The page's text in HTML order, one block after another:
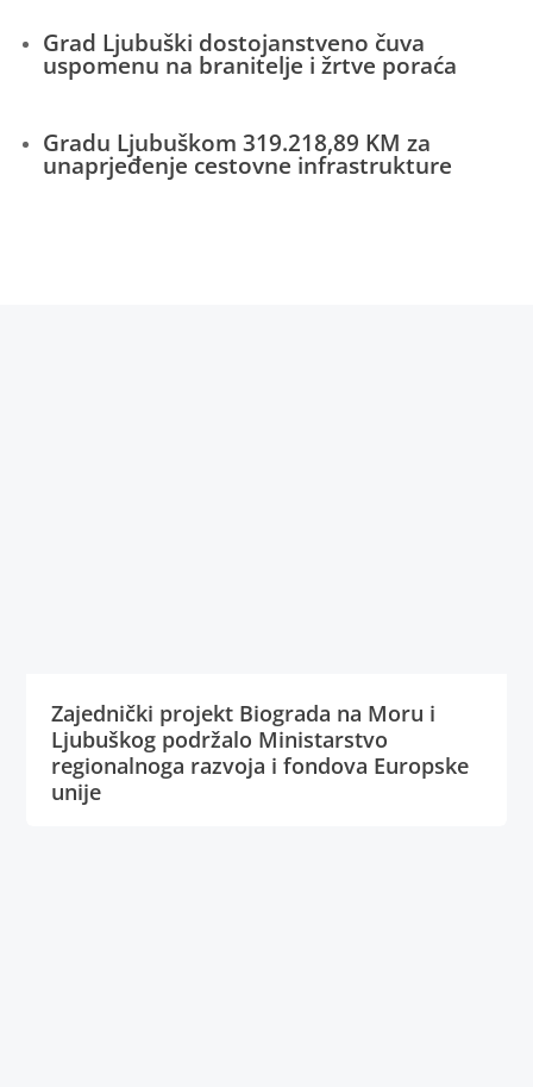
Grad Ljubuški dostojanstveno čuva
uspomenu na branitelje i žrtve poraća
Gradu Ljubuškom 319.218,89 KM za
unaprjeđenje cestovne infrastrukture
Zajednički projekt Biograda na Moru i
Ljubuškog podržalo Ministarstvo
regionalnoga razvoja i fondova Europske
unije